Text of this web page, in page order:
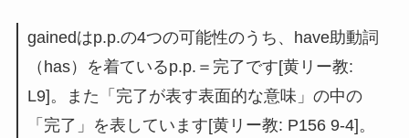
gainedはp.p.の4つの可能性のうち、have助動詞
（has）を着ているp.p.＝完了です[黄リー教:
L9]。また「完了が表す表面的な意味」の中の
「完了」を表しています[黄リー教: P156 9-4]。